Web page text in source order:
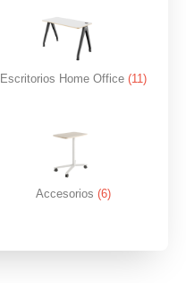
Escritorios Home Office (11)
Accesorios (6)